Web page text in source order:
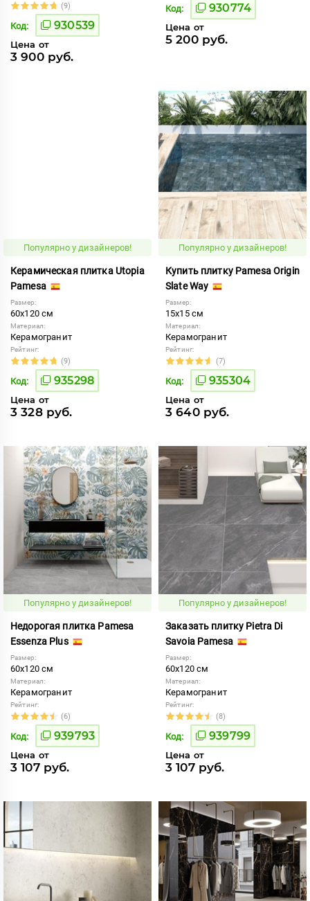
(9)
Код: 930539
Цена от
3 900 руб.
Код: 930774
Цена от
5 200 руб.
Популярно у дизайнеров!
Керамическая плитка Utopia
Pamesa
Размер:
60x120 см
Материал:
Керамогранит
Рейтинг:
(9)
Код: 935298
Цена от
3 328 руб.
Популярно у дизайнеров!
Купить плитку Pamesa Origin
Slate Way
Размер:
15x15 см
Материал:
Керамогранит
Рейтинг:
(7)
Код: 935304
Цена от
3 640 руб.
Популярно у дизайнеров!
Недорогая плитка Pamesa
Essenza Plus
Размер:
60x120 см
Материал:
Керамогранит
Рейтинг:
(6)
Код: 939793
Цена от
3 107 руб.
Популярно у дизайнеров!
Заказать плитку Pietra Di
Savoia Pamesa
Размер:
60x120 см
Материал:
Керамогранит
Рейтинг:
(8)
Код: 939799
Цена от
3 107 руб.